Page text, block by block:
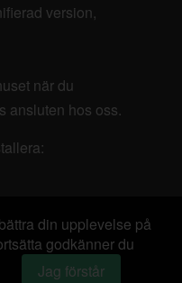
version,
när du
ansluten hos oss.
din upplevelse på
godkänner du
Jag förstår